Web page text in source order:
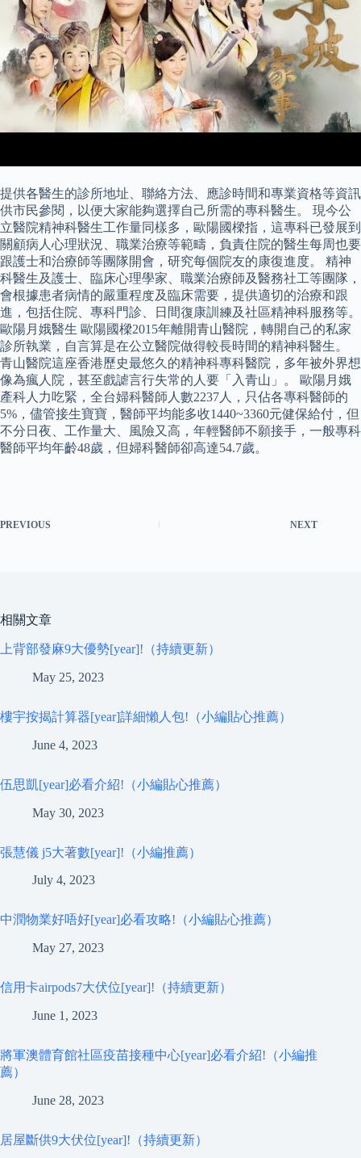
提供各醫生的診所地址、聯絡方法、應診時間和專業資格等資訊
供市民參閱，以便大家能夠選擇自己所需的專科醫生。 現今公
立醫院精神科醫生工作量同樣多，歐陽國樑指，這專科已發展到
關顧病人心理狀況、職業治療等範疇，負責住院的醫生每周也要
跟護士和治療師等團隊開會，研究每個院友的康復進度。 精神
科醫生及護士、臨床心理學家、職業治療師及醫務社工等團隊，
會根據患者病情的嚴重程度及臨床需要，提供適切的治療和跟
進，包括住院、專科門診、日間復康訓練及社區精神科服務等。
歐陽月娥醫生 歐陽國樑2015年離開青山醫院，轉開自己的私家
診所執業，自言算是在公立醫院做得較長時間的精神科醫生。
青山醫院這座香港歷史最悠久的精神科專科醫院，多年被外界想
像為瘋人院，甚至戲謔言行失常的人要「入青山」。 歐陽月娥
產科人力吃緊，全台婦科醫師人數2237人，只佔各專科醫師的
5%，儘管接生寶寶，醫師平均能多收1440~3360元健保給付，但
不分日夜、工作量大、風險又高，年輕醫師不願接手，一般專科
醫師平均年齡48歲，但婦科醫師卻高達54.7歲。
PREVIOUS NEXT
相關文章
上背部發麻9大優勢[year]!（持續更新）
May 25, 2023
樓宇按揭計算器[year]詳細懶人包!（小編貼心推薦）
June 4, 2023
伍思凱[year]必看介紹!（小編貼心推薦）
May 30, 2023
張慧儀 j5大著數[year]!（小編推薦）
July 4, 2023
中潤物業好唔好[year]必看攻略!（小編貼心推薦）
May 27, 2023
信用卡airpods7大伏位[year]!（持續更新）
June 1, 2023
將軍澳體育館社區疫苗接種中心[year]必看介紹!（小編推
薦）
June 28, 2023
居屋斷供9大伏位[year]!（持續更新）